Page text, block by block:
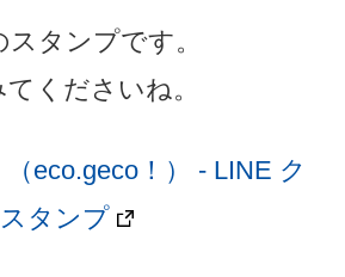
タンプです。
くださいね。
eco.geco！） - LINE ク
タンプ